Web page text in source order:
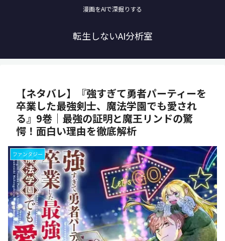
漫画をAIで深掘りする
転生しないAI分析室
【ネタバレ】『強すぎて勇者パーティーを
卒業した最強剣士、魔法学園でも愛され
る』9巻｜最強の証明と魔王リンドの驚
愕！面白い理由を徹底解析
ファンタジー